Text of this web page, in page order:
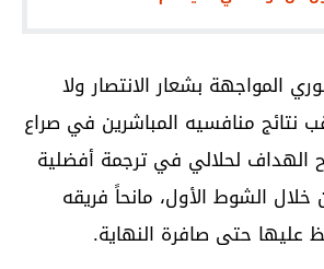
المواجهة بشعار الانتصار ولا
نتائج منافسيه المباشرين في صراع
الهداف لحلالي في ترجمة أفضلية
الشوط الأول، مانحاً فريقه
عليها حتى صافرة النهاية.